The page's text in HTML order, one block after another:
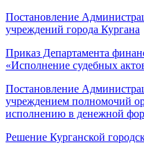
Постановление
учреждений города Кургана
Приказ Департамента
«Исполнение судебных
Постановление
учреждением полномочий
исполнению в денежной
Решение Курганской